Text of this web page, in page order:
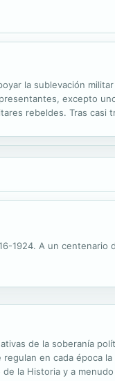
la sublevación
excepto
rebeldes. Tras casi
1924. A un centenario
de la soberanía
en cada época la
la Historia y a